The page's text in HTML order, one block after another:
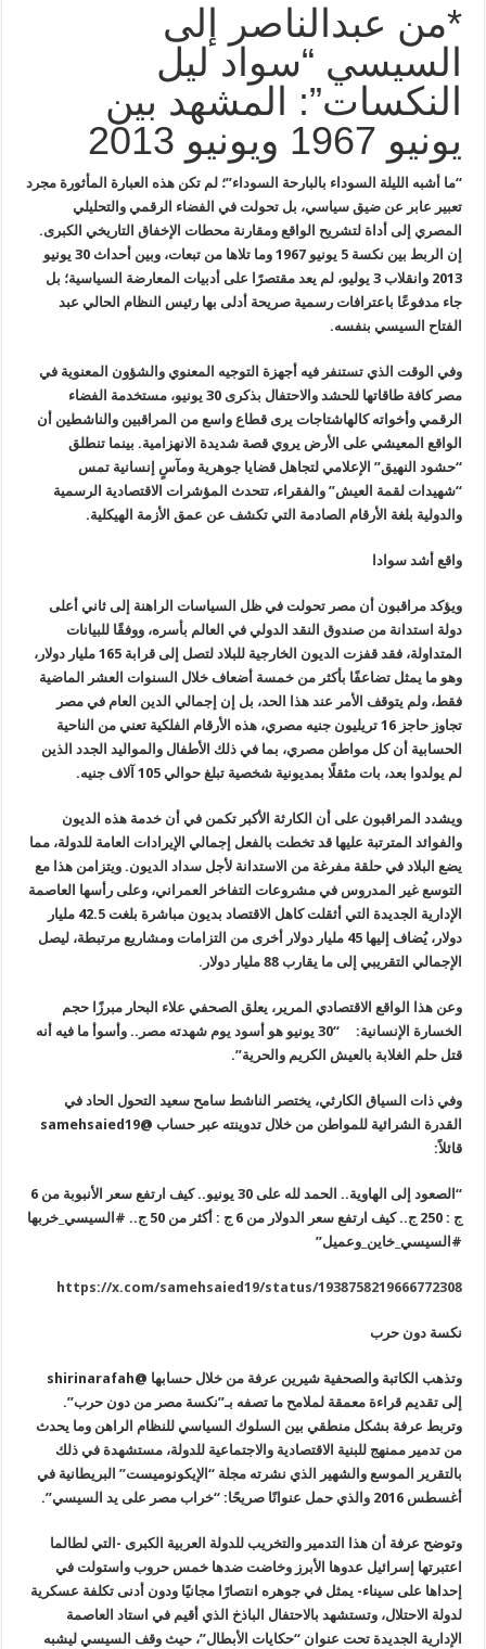
*من عبدالناصر إلى
السيسي “سواد ليل
النكسات”: المشهد بين
يونيو 1967 ويونيو 2013
“ما أشبه الليلة السوداء بالبارحة السوداء”؛ لم تكن هذه العبارة المأثورة مجرد
تعبير عابر عن ضيق سياسي، بل تحولت في الفضاء الرقمي والتحليلي
المصري إلى أداة لتشريح الواقع ومقارنة محطات الإخفاق التاريخي الكبرى.
إن الربط بين نكسة 5 يونيو 1967 وما تلاها من تبعات، وبين أحداث 30 يونيو
2013 وانقلاب 3 يوليو، لم يعد مقتصرًا على أدبيات المعارضة السياسية؛ بل
جاء مدفوعًا باعترافات رسمية صريحة أدلى بها رئيس النظام الحالي عبد
الفتاح السيسي بنفسه.
وفي الوقت الذي تستنفر فيه أجهزة التوجيه المعنوي والشؤون المعنوية في
مصر كافة طاقاتها للحشد والاحتفال بذكرى 30 يونيو، مستخدمة الفضاء
الرقمي وأخواته كالهاشتاجات يرى قطاع واسع من المراقبين والناشطين أن
الواقع المعيشي على الأرض يروي قصة شديدة الانهزامية. بينما تنطلق
“حشود النهيق” الإعلامي لتجاهل قضايا جوهرية ومآسٍ إنسانية تمس
“شهيدات لقمة العيش” والفقراء، تتحدث المؤشرات الاقتصادية الرسمية
والدولية بلغة الأرقام الصادمة التي تكشف عن عمق الأزمة الهيكلية.
واقع أشد سوادا
ويؤكد مراقبون أن مصر تحولت في ظل السياسات الراهنة إلى ثاني أعلى
دولة استدانة من صندوق النقد الدولي في العالم بأسره، ووفقًا للبيانات
المتداولة، فقد قفزت الديون الخارجية للبلاد لتصل إلى قرابة 165 مليار
دولار،
وهو ما يمثل تضاعفًا بأكثر من خمسة أضعاف خلال السنوات العشر
الماضية
فقط، ولم يتوقف الأمر عند هذا الحد، بل إن إجمالي الدين العام في مصر
تجاوز حاجز 16 تريليون جنيه مصري، هذه الأرقام الفلكية تعني من الناحية
الحسابية أن كل مواطن مصري، بما في ذلك الأطفال والمواليد الجدد الذين
لم يولدوا بعد، بات مثقلًا بمديونية شخصية تبلغ حوالي 105 آلاف جنيه .
ويشدد المراقبون على أن الكارثة الأكبر تكمن في أن خدمة هذه الديون
والفوائد المترتبة عليها قد تخطت بالفعل إجمالي الإيرادات العامة للدولة، مما
يضع البلاد في حلقة مفرغة من الاستدانة لأجل سداد الديون. ويتزامن هذا مع
التوسع غير المدروس في مشروعات التفاخر العمراني، وعلى رأسها العاصمة
الإدارية الجديدة التي أثقلت كاهل الاقتصاد بديون مباشرة بلغت 42.5 مليار
دولار، يُضاف إليها 45 مليار دولار أخرى من التزامات ومشاريع مرتبطة، ليصل
الإجمالي التقريبي إلى ما يقارب 88 مليار دولار.
وعن هذا الواقع الاقتصادي المرير، يعلق الصحفي علاء البحار مبرزًا حجم
الخسارة الإنسانية: “30 يونيو هو أسود يوم شهدته مصر.. وأسوأ ما فيه أنه
قتل حلم الغلابة بالعيش الكريم والحرية”.
وفي ذات السياق الكارثي، يختصر الناشط سامح سعيد التحول الحاد في
القدرة الشرائية للمواطن من خلال تدوينته عبر حساب @samehsaied19
قائلاً:
“الصعود إلى الهاوية.. الحمد لله على 30 يونيو.. كيف ارتفع سعر الأنبوبة من 6
ج : 250 ج.. كيف ارتفع سعر الدولار من 6 ج : أكثر من 50 ج.. #السيسي_خربها
#السيسي_خاين_وعميل”
https://x.com/samehsaied19/status/1938758219666772308
نكسة دون حرب
وتذهب الكاتبة والصحفية شيرين عرفة من خلال حسابها @shirinarafah
إلى تقديم قراءة معمقة لملامح ما تصفه بـ”نكسة مصر من دون حرب”.
وتربط عرفة بشكل منطقي بين السلوك السياسي للنظام الراهن وما يحدث
من تدمير ممنهج للبنية الاقتصادية والاجتماعية للدولة، مستشهدة في ذلك
بالتقرير الموسع والشهير الذي نشرته مجلة “الإيكونوميست” البريطانية في
أغسطس 2016 والذي حمل عنوانًا صريحًا: “خراب مصر على يد السيسي”.
وتوضح عرفة أن هذا التدمير والتخريب للدولة العربية الكبرى -التي لطالما
اعتبرتها إسرائيل عدوها الأبرز وخاضت ضدها خمس حروب واستولت في
إحداها على سيناء- يمثل في جوهره انتصارًا مجانيًا ودون أدنى تكلفة عسكرية
لدولة الاحتلال، وتستشهد بالاحتفال الباذخ الذي أقيم في استاد العاصمة
الإدارية الجديدة تحت عنوان “حكايات الأبطال”، حيث وقف السيسي ليشبه